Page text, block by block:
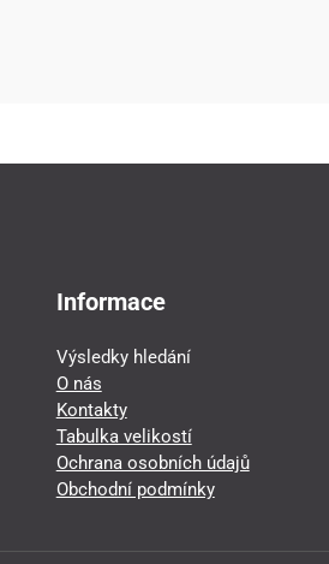
Informace
Výsledky hledání
O nás
Kontakty
Tabulka velikostí
Ochrana osobních údajů
Obchodní podmínky